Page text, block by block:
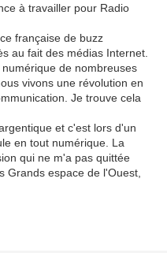
à travailler pour Radio
française de buzz
au fait des médias Internet.
de nombreuses
vivons une révolution en
Je trouve cela
et c'est lors d'un
en tout numérique. La
qui ne m'a pas quittée
Grands espace de l'Ouest,